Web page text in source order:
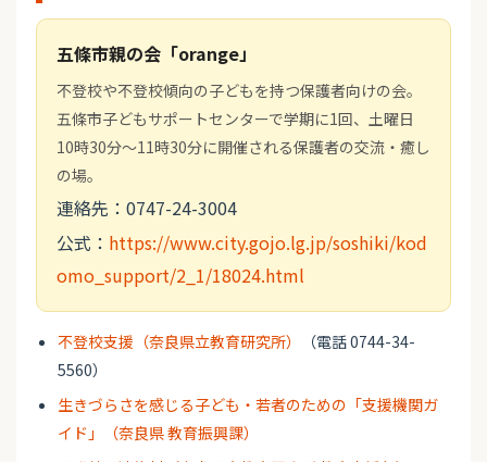
五條市親の会「orange」
不登校や不登校傾向の子どもを持つ保護者向けの会。
五條市子どもサポートセンターで学期に1回、土曜日
10時30分〜11時30分に開催される保護者の交流・癒し
の場。
連絡先：0747-24-3004
公式： https://www.city.gojo.lg.jp/soshiki/kod
omo_support/2_1/18024.html
不登校支援（奈良県立教育研究所）
（電話 0744-34-
5560）
生きづらさを感じる子ども・若者のための「支援機関ガ
イド」（奈良県 教育振興課）